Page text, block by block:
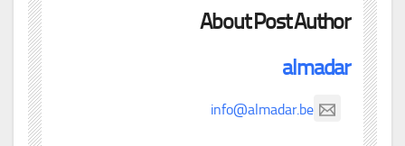
About Post Author
almadar
info@almadar.be